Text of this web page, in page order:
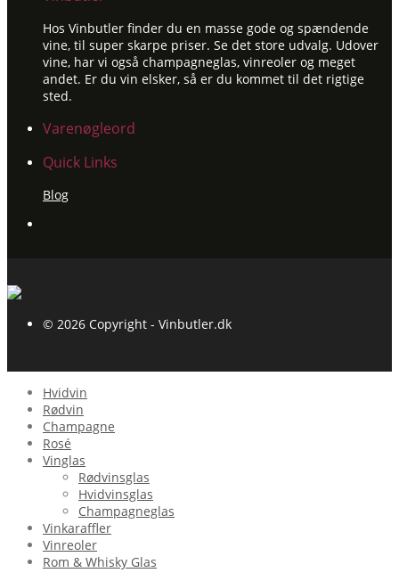
Hos Vinbutler finder du en masse gode og spændende
vine, til super skarpe priser. Se det store udvalg. Udover
vine, har vi også champagneglas, vinreoler og meget
andet. Er du vin elsker, så er du kommet til det rigtige
sted.
Varenøgleord
Quick Links
Blog
© 2026 Copyright - Vinbutler.dk
Hvidvin
Rødvin
Champagne
Rosé
Vinglas
Rødvinsglas
Hvidvinsglas
Champagneglas
Vinkaraffler
Vinreoler
Rom & Whisky Glas